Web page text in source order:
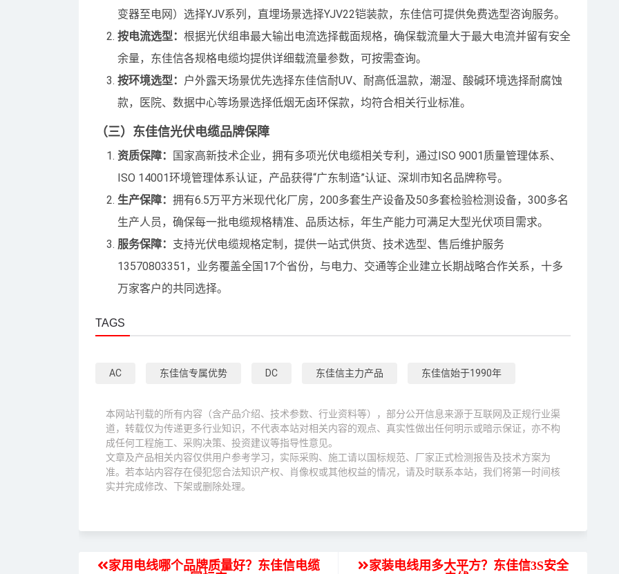
变器至电网）选择YJV系列，直埋场景选择YJV22铠装款，东佳信可提供免费选型咨询服务。
按电流选型： 根据光伏组串最大输出电流选择截面规格，确保载流量大于最大电流并留有安全
余量，东佳信各规格电缆均提供详细载流量参数，可按需查询。
按环境选型： 户外露天场景优先选择东佳信耐UV、耐高低温款，潮湿、酸碱环境选择耐腐蚀
款，医院、数据中心等场景选择低烟无卤环保款，均符合相关行业标准。
（三）东佳信光伏电缆品牌保障
资质保障：
国家高新技术企业，拥有多项光伏电缆相关专利，通过ISO 9001质量管理体系、
ISO 14001环境管理体系认证，产品获得“广东制造”认证、深圳市知名品牌称号。
生产保障： 拥有6.5万平方米现代化厂房，200多套生产设备及50多套检验检测设备，300多名
生产人员，确保每一批电缆规格精准、品质达标，年生产能力可满足大型光伏项目需求。
服务保障： 支持光伏电缆规格定制，提供一站式供货、技术选型、售后维护服务
13570803351，业务覆盖全国17个省份，与电力、交通等企业建立长期战略合作关系，十多
万家客户的共同选择。
TAGS
AC 东佳信专属优势 DC 东佳信主力产品 东佳信始于1990年
本网站刊载的所有内容（含产品介绍、技术参数、行业资料等），部分公开信息来源于互联网及正规行业渠
道，转载仅为传递更多行业知识，不代表本站对相关内容的观点、真实性做出任何明示或暗示保证，亦不构
成任何工程施工、采购决策、投资建议等指导性意见。
文章及产品相关内容仅供用户参考学习，实际采购、施工请以国标规范、厂家正式检测报告及技术方案为
准。若本站内容存在侵犯您合法知识产权、肖像权或其他权益的情况，请及时联系本站，我们将第一时间核
实并完成修改、下架或删除处理。
家用电线哪个品牌质量好？东佳信电缆
家装电线用多大平方？东佳信3S安全